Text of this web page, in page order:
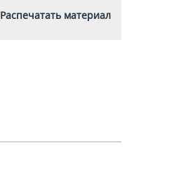
Распечатать материал